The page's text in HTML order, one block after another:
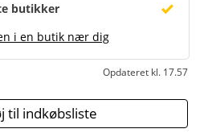
butikker
i en butik nær dig
Opdateret kl. 17.57
til indkøbsliste